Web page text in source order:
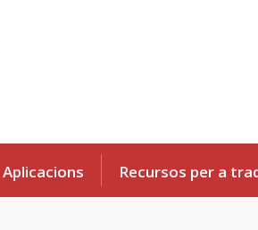
Aplicacions Recursos per a